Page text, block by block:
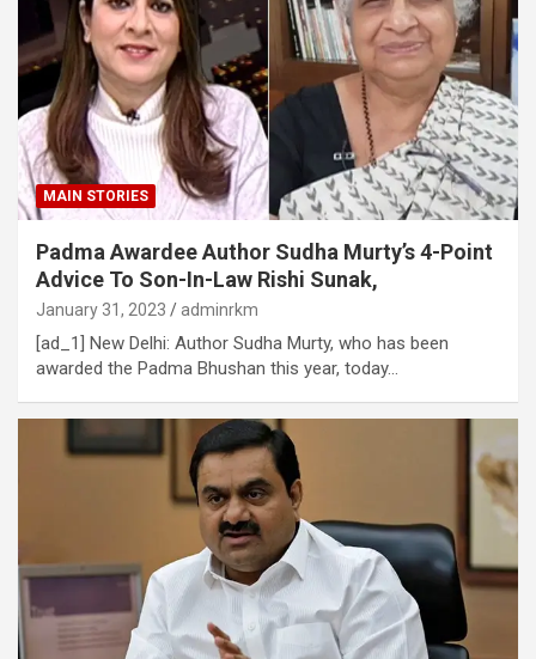
MAIN STORIES
Padma Awardee Author Sudha Murty’s 4-Point
Advice To Son-In-Law Rishi Sunak,
January 31, 2023 adminrkm
[ad_1] New Delhi: Author Sudha Murty, who has been
awarded the Padma Bhushan this year, today…